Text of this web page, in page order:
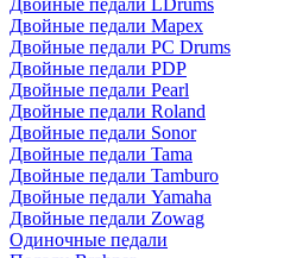
Двойные педали LDrums
Двойные педали Mapex
Двойные педали PC Drums
Двойные педали PDP
Двойные педали Pearl
Двойные педали Roland
Двойные педали Sonor
Двойные педали Tama
Двойные педали Tamburo
Двойные педали Yamaha
Двойные педали Zowag
Одиночные педали